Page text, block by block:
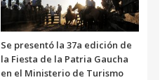
Se presentó la 37a edición de
la Fiesta de la Patria Gaucha
en el Ministerio de Turismo